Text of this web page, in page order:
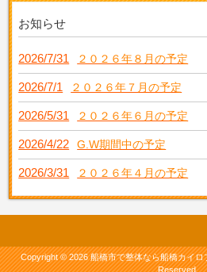
お知らせ
2026/7/31 ２０２６年８月の予定
2026/7/1 ２０２６年７月の予定
2026/5/31 ２０２６年６月の予定
2026/4/22 G.W期間中の予定
2026/3/31 ２０２６年４月の予定
Copyright © 2026 船橋市で整体なら船橋カイ
Reserved.